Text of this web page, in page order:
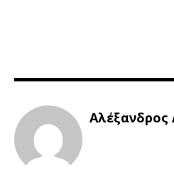
Αλέξανδρος